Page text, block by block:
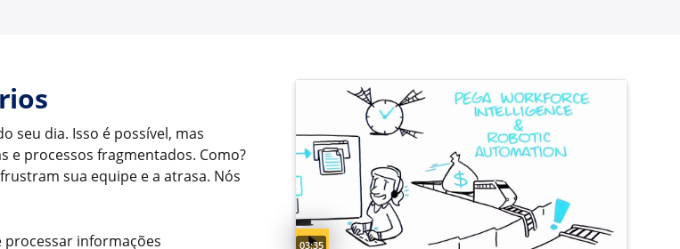
seu dia. Isso é possível, mas
e processos fragmentados. Como?
sua equipe e a atrasa. Nós
informações
Video duration:
03:35